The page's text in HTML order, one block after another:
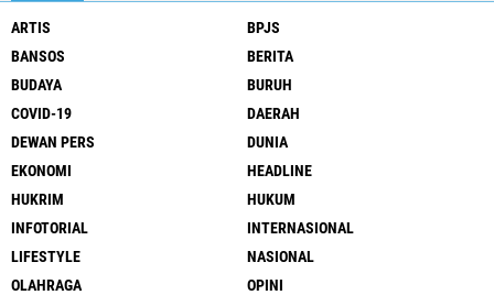
ARTIS
BPJS
BANSOS
BERITA
BUDAYA
BURUH
COVID-19
DAERAH
DEWAN PERS
DUNIA
EKONOMI
HEADLINE
HUKRIM
HUKUM
INFOTORIAL
INTERNASIONAL
LIFESTYLE
NASIONAL
OLAHRAGA
OPINI